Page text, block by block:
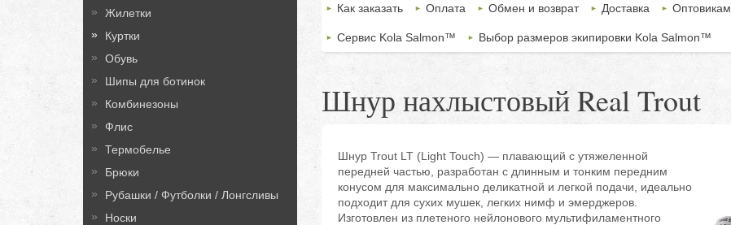
Жилетки
Куртки
Обувь
Шипы для ботинок
Комбинезоны
Флис
Термобелье
Брюки
Рубашки / Футболки / Лонгсливы
Носки
Как заказать Оплата Обмен и возврат Доставка Оптовикам
Сервис Kola Salmon™ Выбор размеров экипировки Kola Salmon™
Шнур нахлыстовый Real Trout
Шнур Trout LT (Light Touch) — плавающий с утяжеленной
передней частью, разработан с длинным и тонким передним
конусом для максимально деликатной и легкой подачи, идеально
подходит для сухих мушек, легких нимф и эмерджеров.
Изготовлен ​​из плетеного нейлонового мультифиламентного